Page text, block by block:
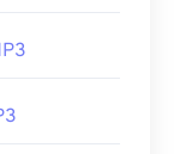
す。
ファイルな
、ほとん
対応してい